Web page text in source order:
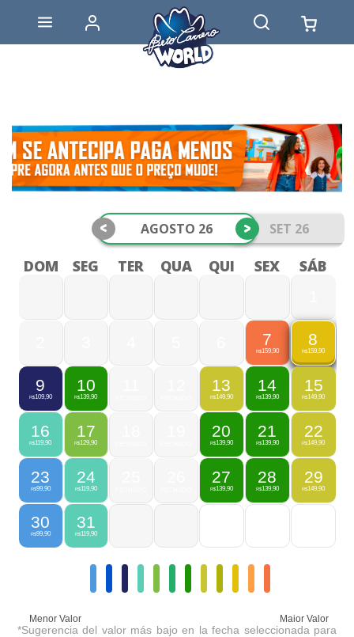
AGOSTO 26 SET 26
< >
DOM SEG TER QUA QUI SEX SÁB
7
R$159,90
8
R$159,90
9
R$109,90
10
R$139,90
13
R$149,90
14
R$139,90
15
R$149,90
16
R$119,90
17
R$129,90
20
R$139,90
21
R$139,90
22
R$149,90
23
R$99,90
24
R$119,90
27
R$139,90
28
R$139,90
29
R$149,90
30
R$99,90
31
R$119,90
Menor Valor Maior Valor
*Sugerencia del valor más bajo en la fecha seleccionada para